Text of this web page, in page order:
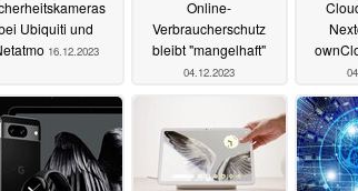
Ubiquiti und
16.12.2023
Online-
Verbraucherschutz
bleibt "mangelhaft"
04.12.2023